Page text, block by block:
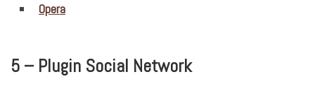
Opera
5 – Plugin Social Network